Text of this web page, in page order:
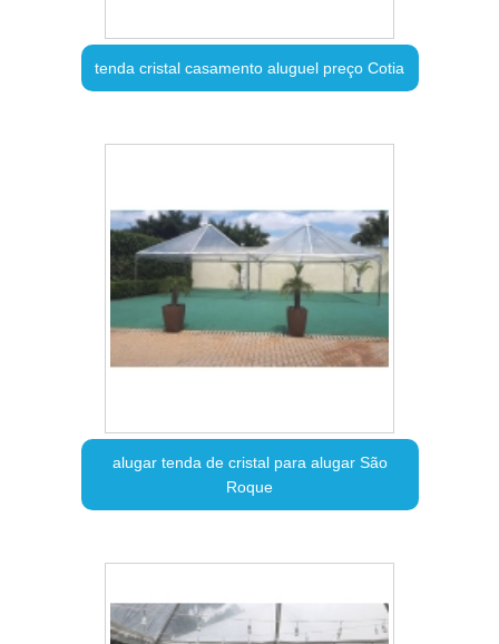
tenda cristal casamento aluguel preço Cotia
alugar tenda de cristal para alugar São
Roque